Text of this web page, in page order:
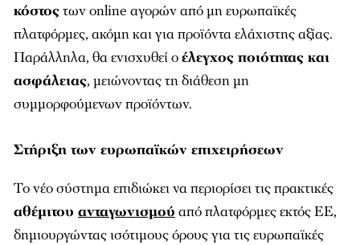
κόστοςτων online αγορών από μη ευρωπαϊκές
πλατφόρμες, ακόμη και για προϊόντα ελάχιστης αξίας.
Παράλληλα, θα ενισχυθεί οέλεγχος ποιότητας και
ασφάλειας, μειώνοντας τη διάθεση μη
συμμορφούμενων προϊόντων.
Στήριξη των ευρωπαϊκών επιχειρήσεων
Το νέο σύστημα επιδιώκει να περιορίσει τις πρακτικές
αθέμιτου ανταγωνισμού από πλατφόρμες εκτός ΕΕ,
δημιουργώντας ισότιμους όρους για τις ευρωπαϊκές